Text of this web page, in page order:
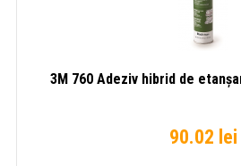
3M 760 Adeziv hibrid de
90.02 lei